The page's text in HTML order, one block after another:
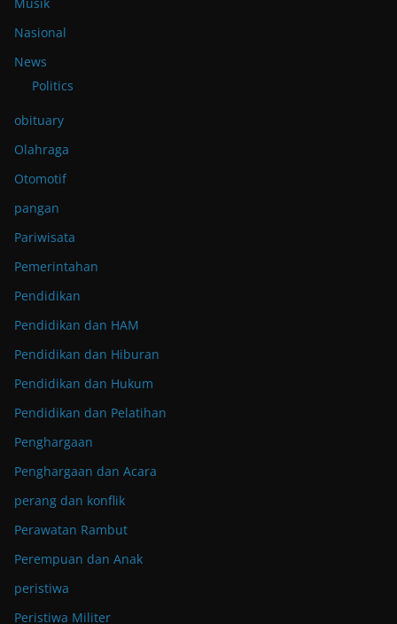
Musik
Nasional
News
Politics
obituary
Olahraga
Otomotif
pangan
Pariwisata
Pemerintahan
Pendidikan
Pendidikan dan HAM
Pendidikan dan Hiburan
Pendidikan dan Hukum
Pendidikan dan Pelatihan
Penghargaan
Penghargaan dan Acara
perang dan konflik
Perawatan Rambut
Perempuan dan Anak
peristiwa
Peristiwa Militer